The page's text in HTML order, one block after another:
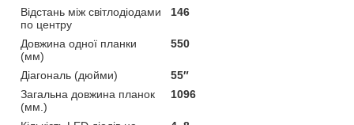
Відстань між світлодіодами
по центру
146
Довжина одної планки
(мм)
550
Діагональ (дюйми)
55″
Загальна довжина планок
(мм.)
1096